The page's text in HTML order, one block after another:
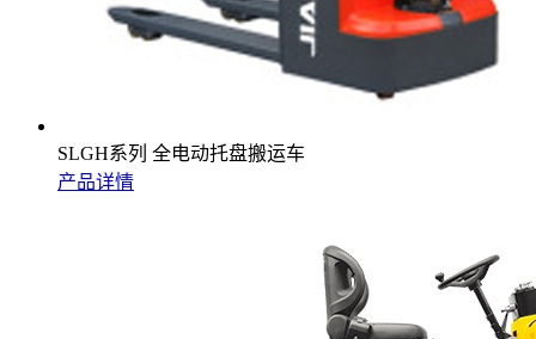
SLGH系列 全电动托盘搬运车
产品详情